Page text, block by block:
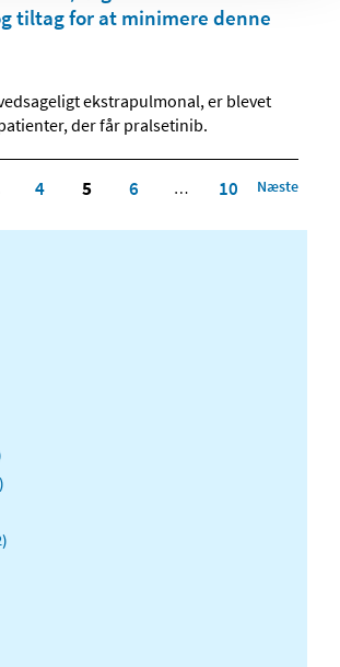
tiltag for at minimere denne
ekstrapulmonal, er blevet
der får pralsetinib.
4 5 6 … 10 Næste